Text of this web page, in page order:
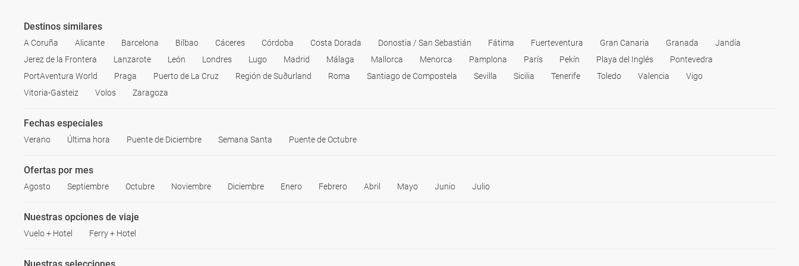
Destinos similares
A Coruña Alicante Barcelona Bilbao Cáceres Córdoba Costa Dorada Donostia / San Sebastián Fátima Fuerteventura Gran Canaria Granada
Jandía
Jerez de la Frontera
Lanzarote León Londres Lugo Madrid Málaga Mallorca Menorca Pamplona París Pekín Playa del Inglés
Pontevedra
PortAventura World
Praga Puerto de La Cruz Región de Suðurland Roma Santiago de Compostela Sevilla Sicilia Tenerife Toledo Valencia
Vigo
Vitoria-Gasteiz
Volos Zaragoza
Fechas especiales
Verano Última hora Puente de Diciembre Semana Santa Puente de Octubre
Ofertas por mes
Agosto Septiembre Octubre Noviembre Diciembre Enero Febrero Abril Mayo Junio Julio
Nuestras opciones de viaje
Vuelo + Hotel Ferry + Hotel